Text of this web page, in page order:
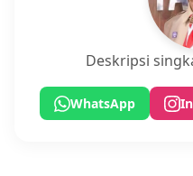
Deskripsi
WhatsApp